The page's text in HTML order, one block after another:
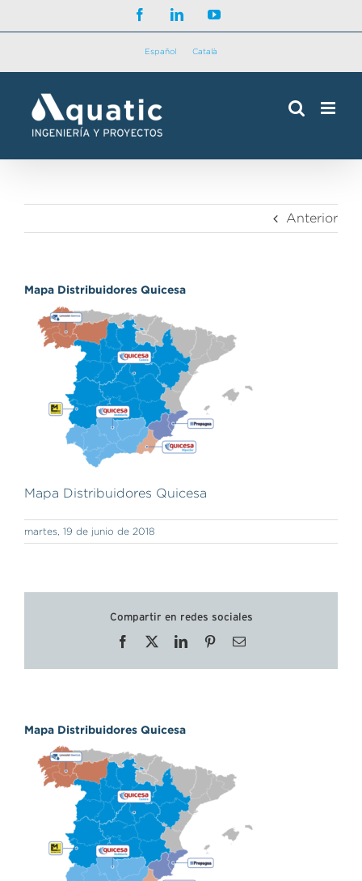
FacebookLinkedInYouTube
Español Català
Anterior
Mapa Distribuidores Quicesa
Mapa Distribuidores Quicesa
martes, 19 de junio de 2018
Compartir en redes sociales
Facebook LinkedInPinterestCorreo
Mapa Distribuidores Quicesa